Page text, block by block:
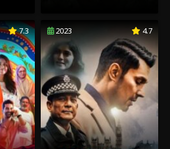
7.3 2023 4.7